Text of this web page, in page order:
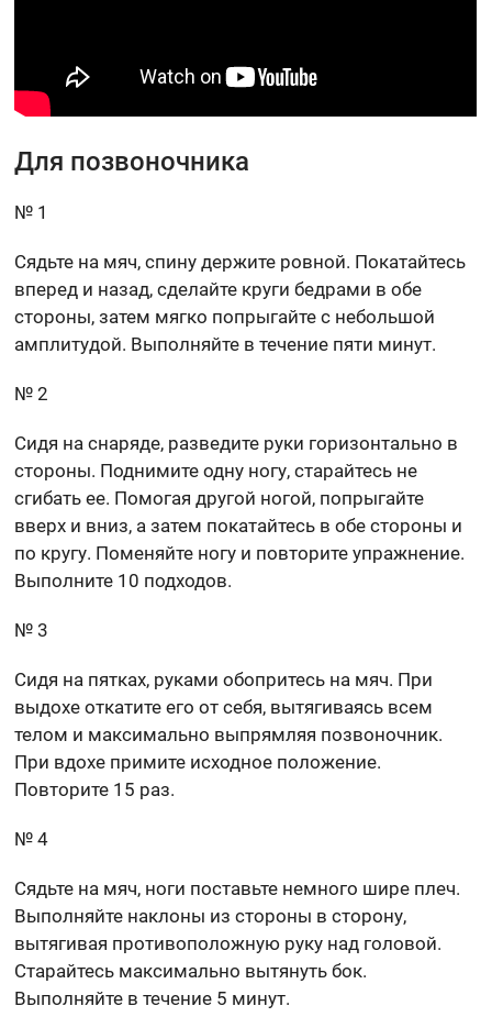
Для позвоночника
№ 1
Сядьте на мяч, спину держите ровной. Покатайтесь
вперед и назад, сделайте круги бедрами в обе
стороны, затем мягко попрыгайте с небольшой
амплитудой. Выполняйте в течение пяти минут.
№ 2
Сидя на снаряде, разведите руки горизонтально в
стороны. Поднимите одну ногу, старайтесь не
сгибать ее. Помогая другой ногой, попрыгайте
вверх и вниз, а затем покатайтесь в обе стороны и
по кругу. Поменяйте ногу и повторите упражнение.
Выполните 10 подходов.
№ 3
Сидя на пятках, руками обопритесь на мяч. При
выдохе откатите его от себя, вытягиваясь всем
телом и максимально выпрямляя позвоночник.
При вдохе примите исходное положение.
Повторите 15 раз.
№ 4
Сядьте на мяч, ноги поставьте немного шире плеч.
Выполняйте наклоны из стороны в сторону,
вытягивая противоположную руку над головой.
Старайтесь максимально вытянуть бок.
Выполняйте в течение 5 минут.